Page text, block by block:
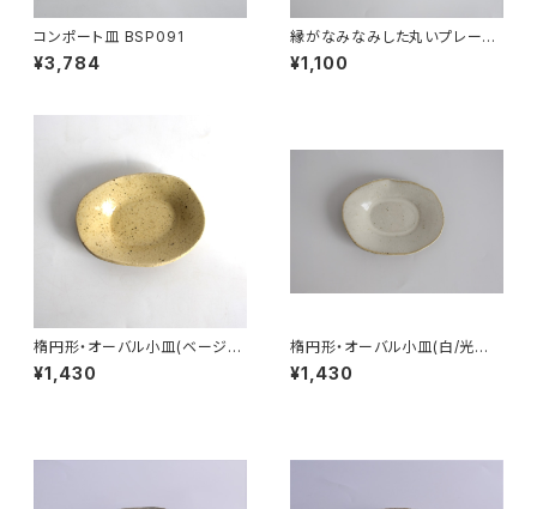
コンポート皿 BSP091
¥3,784
縁がなみなみした丸いプレート
小皿(茶/飴色/光沢/黒/点模様/
白御影土)
¥1,100
楕円形・オーバル小皿(ベージュ/
点模様/光沢/白御影土)
¥1,430
楕円形・オーバル小皿(白/光沢/
白御影土)
¥1,430